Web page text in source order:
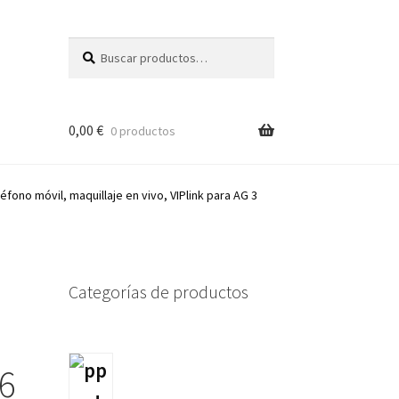
por:
0,00 € 0 productos
móvil, maquillaje en vivo, VIPlink para AG 3
Categorías de productos